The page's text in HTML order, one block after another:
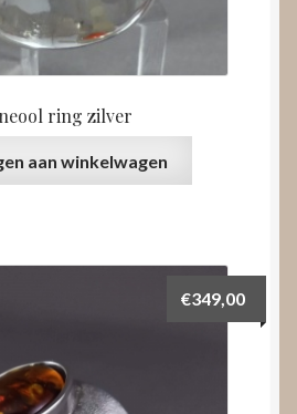
ring zilver
aan winkelwagen
€349,00